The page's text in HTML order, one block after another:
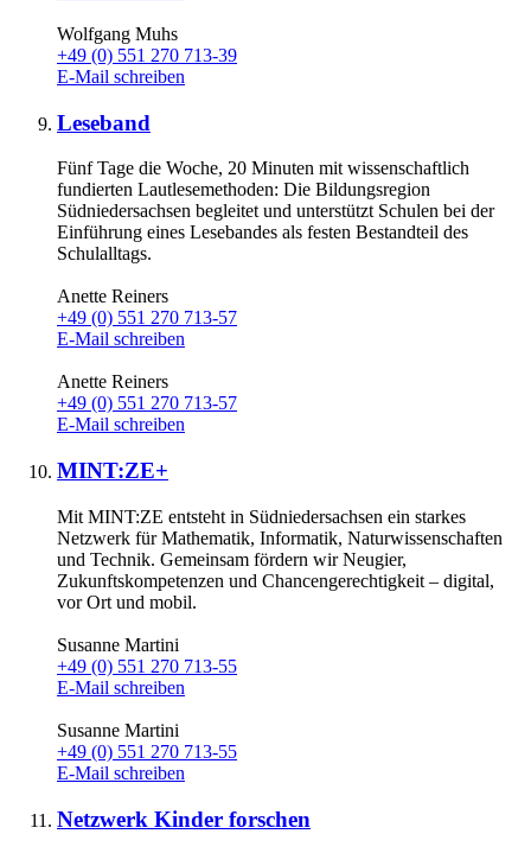
Wolfgang Muhs
+49 (0) 551 270 713-39
E-Mail schreiben
Leseband
Fünf Tage die Woche, 20 Minuten mit wissenschaftlich
fundierten Lautlesemethoden: Die Bildungsregion
Südniedersachsen begleitet und unterstützt Schulen bei der
Einführung eines Lesebandes als festen Bestandteil des
Schulalltags.
Anette Reiners
+49 (0) 551 270 713-57
E-Mail schreiben
Anette Reiners
+49 (0) 551 270 713-57
E-Mail schreiben
MINT:ZE+
Mit MINT:ZE entsteht in Südniedersachsen ein starkes
Netzwerk für Mathematik, Informatik, Naturwissenschaften
und Technik. Gemeinsam fördern wir Neugier,
Zukunftskompetenzen und Chancengerechtigkeit – digital,
vor Ort und mobil.
Susanne Martini
+49 (0) 551 270 713-55
E-Mail schreiben
Susanne Martini
+49 (0) 551 270 713-55
E-Mail schreiben
Netzwerk Kinder forschen